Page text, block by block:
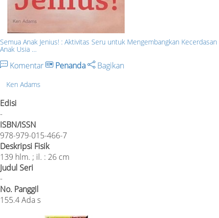
Semua Anak Jenius! : Aktivitas Seru untuk Mengembangkan Kecerdasan
Anak Usia …
Komentar Penanda Bagikan
Ken Adams
Edisi
-
ISBN/ISSN
978-979-015-466-7
Deskripsi Fisik
139 hlm. ; il. : 26 cm
Judul Seri
-
No. Panggil
155.4 Ada s